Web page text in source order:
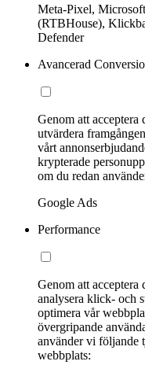
Meta-Pixel,
(RTBHouse),
Defender
Avancerad
Genom att acceptera
utvärdera
vårt
krypterade
om du redan
Google Ads
Performance
Genom att acceptera
analysera klick- och
optimera vår
övergripande
använder vi följande
webbplats: